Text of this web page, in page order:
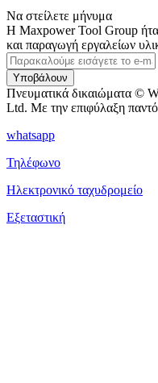
Να στείλετε μήνυμα
Η Maxpower Tool Group
και παραγωγή εργαλείων
Υποβάλουν
Πνευματικά δικαιώματα ©
Ltd. Με την επιφύλαξη
whatsapp
Τηλέφωνο
Ηλεκτρονικό ταχυδρομείο
Εξεταστική